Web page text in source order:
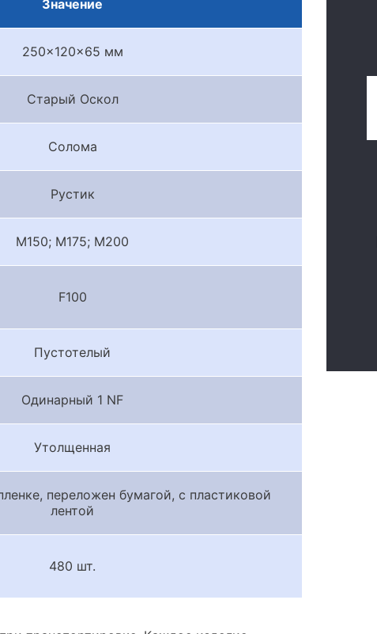
Значение
250x120x65 мм
Старый Оскол
Солома
Рустик
М150; М175; М200
F100
Пустотелый
Одинарный 1 NF
Утолщенная
переложен бумагой, с пластиковой
лентой
480 шт.